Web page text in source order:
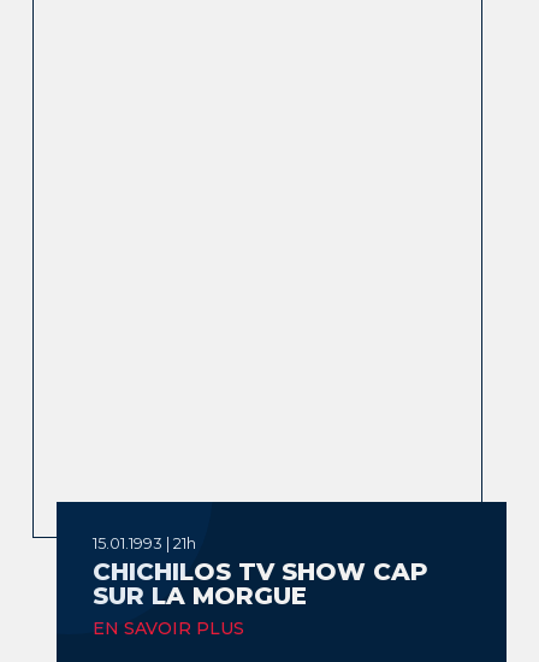
15.01.1993 | 21h
CHICHILOS TV SHOW CAP
SUR LA MORGUE
EN SAVOIR PLUS